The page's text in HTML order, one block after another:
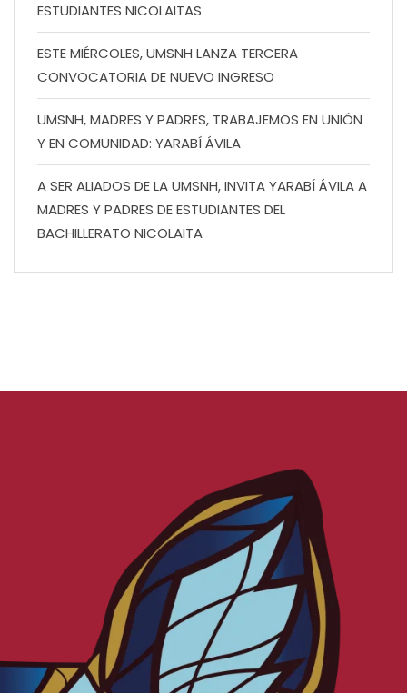
ESTUDIANTES NICOLAITAS
ESTE MIÉRCOLES, UMSNH LANZA TERCERA
CONVOCATORIA DE NUEVO INGRESO
UMSNH, MADRES Y PADRES, TRABAJEMOS EN UNIÓN
Y EN COMUNIDAD: YARABÍ ÁVILA
A SER ALIADOS DE LA UMSNH, INVITA YARABÍ ÁVILA A
MADRES Y PADRES DE ESTUDIANTES DEL
BACHILLERATO NICOLAITA